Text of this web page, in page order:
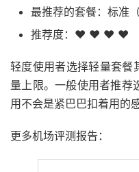
最推荐的套餐：标准
推荐度：❤ ❤ ❤ ❤
轻度使用者选择轻量套
量上限。一般使用者推荐
用不会是紧巴巴扣着用的感
更多机场评测报告：